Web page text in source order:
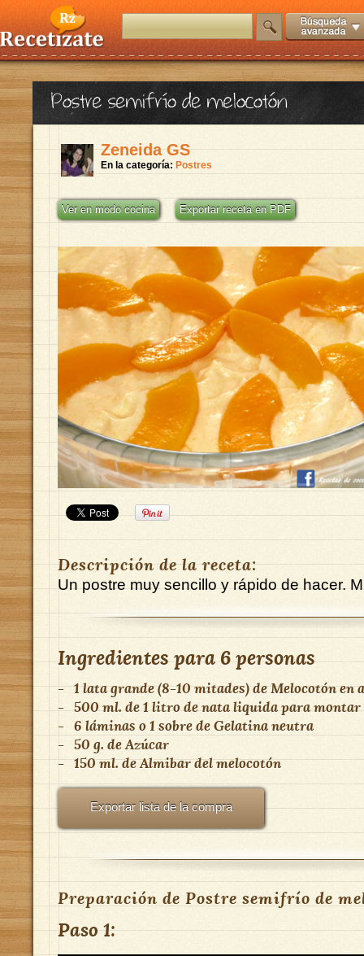
Postre semifrío de melocotón
Zeneida GS
En la categoría: Postres
Ver en modo cocina Exportar receta en PDF
Descripción de la receta:
Un postre muy sencillo y rápido de hacer.
Ingredientes para6 personas
- 1 lata grande (8-10 mitades)deMelocotón en
- 500 ml. de1 litro de nata liquida para montar
- 6 láminas o 1 sobredeGelatina neutra
- 50 g. deAzúcar
- 150 ml.deAlmibar del melocotón
Exportar lista de la compra
Preparación de Postre semifrío de
Paso 1: